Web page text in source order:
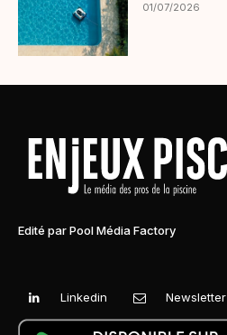
01/07/2026
Edité par Pool Média Factory
Linkedin Newsletter